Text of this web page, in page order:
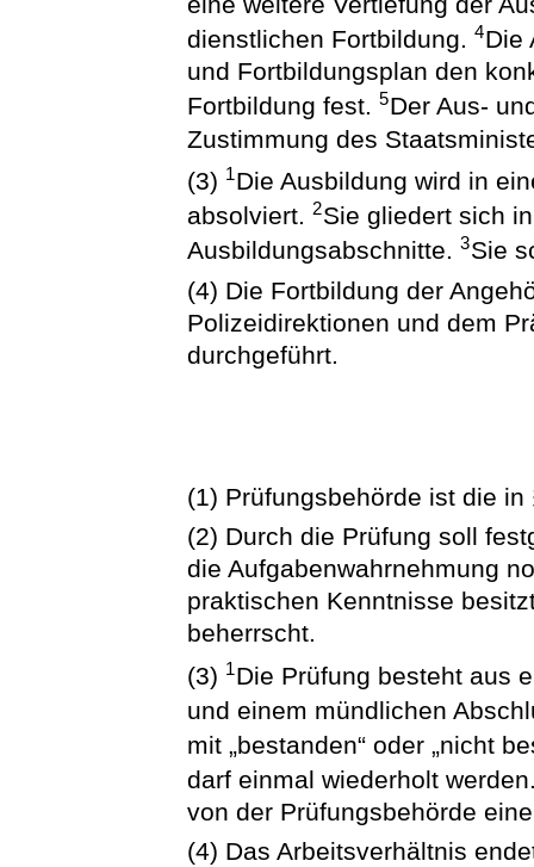
dienstlichen Fortbildung.4Die
und Fortbildungsplan den
Fortbildung fest.5Der Aus-
Zustimmung des
(3) 1Die Ausbildung wird in
absolviert.2Sie gliedert sich
Ausbildungsabschnitte.3Sie
(4) Die Fortbildung der
Polizeidirektionen und dem
durchgeführt.
(1) Prüfungsbehörde ist die
(2) Durch die Prüfung soll
die Aufgabenwahrnehmung
praktischen Kenntnisse
beherrscht.
(3) 1Die Prüfung besteht aus
und einem mündlichen
mit „bestanden“ oder „nicht
darf einmal wiederholt
von der Prüfungsbehörde
(4) Das Arbeitsverhältnis